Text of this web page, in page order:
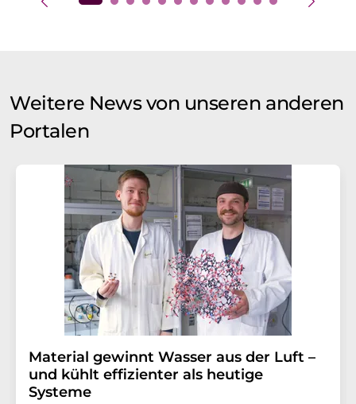
Weitere News von unseren anderen
Portalen
Material gewinnt Wasser aus der Luft –
und kühlt effizienter als heutige
Systeme